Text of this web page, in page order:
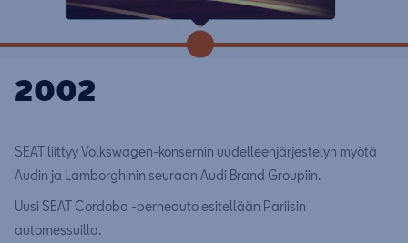
2002
SEAT liittyy Volkswagen-konsernin uudelleenjärjestelyn myötä
Audin ja Lamborghinin seuraan Audi Brand Groupiin.
Uusi SEAT Cordoba -perheauto esitellään Pariisin
automessuilla.